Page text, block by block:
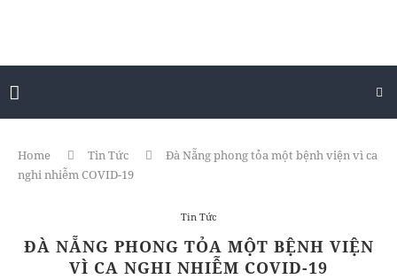
Home Tin Tức
Đà Nẵng phong tỏa một bệnh viện vì ca
nghi nhiễm COVID-19
Tin Tức
ĐÀ NẴNG PHONG TỎA MỘT BỆNH VIỆN
VÌ CA NGHI NHIỄM COVID-19